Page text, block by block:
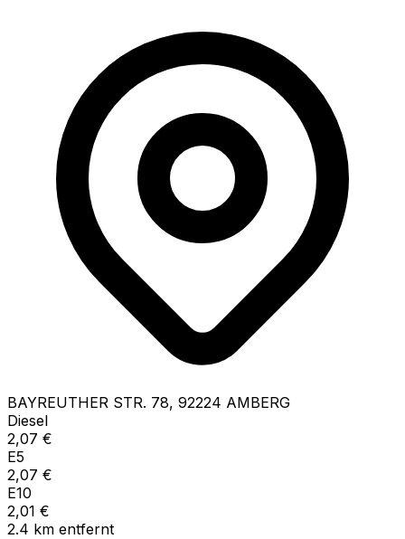
BAYREUTHER STR. 78, 92224 AMBERG
Diesel
2,07 €
E5
2,07 €
E10
2,01 €
2.4 km entfernt